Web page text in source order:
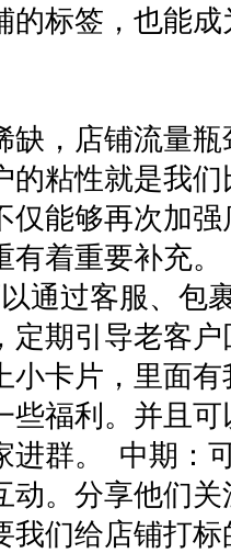
的标签，也能
缺，店铺流量
的粘性就是我
仅能够再次加
有着重要补充
通过客服、包
定期引导老客
小卡片，里面
些福利。并且
进群。 中期：
动。分享他们
我们给店铺打